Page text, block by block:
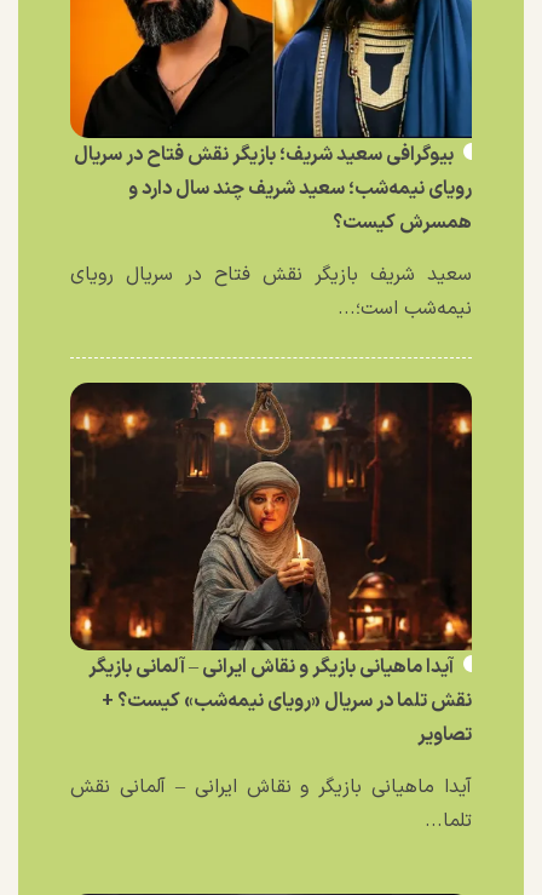
بیوگرافی سعید شریف؛ بازیگر نقش فتاح در سریال
رویای نیمه‌شب؛ سعید شریف چند سال دارد و
همسرش کیست؟
سعید شریف بازیگر نقش فتاح در سریال رویای
نیمه‌شب است؛...
آیدا ماهیانی بازیگر و نقاش ایرانی – آلمانی بازیگر
نقش تلما در سریال «رویای نیمه‌شب» کیست؟ +
تصاویر
آیدا ماهیانی بازیگر و نقاش ایرانی – آلمانی نقش
تلما...